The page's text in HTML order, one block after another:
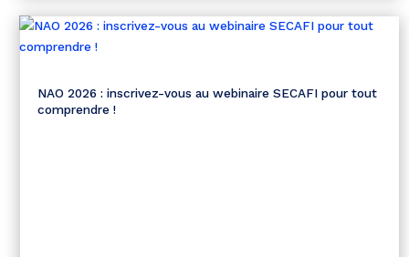
NAO 2026 : inscrivez-vous au webinaire SECAFI pour tout
comprendre !